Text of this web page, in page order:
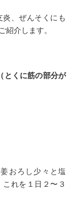
、ぜんそくにも
紹介します。
とくに筋の部分が
おろし少々と塩
れを１日２〜３